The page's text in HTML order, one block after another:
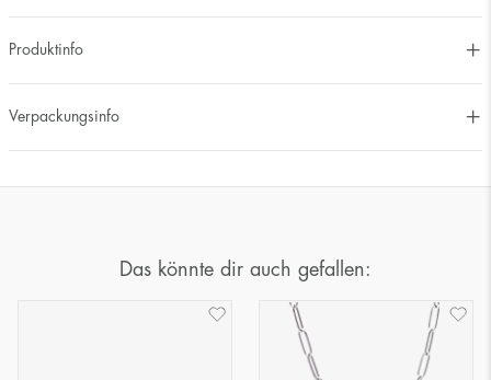
Produktinfo
Verpackungsinfo
Das könnte dir auch gefallen: